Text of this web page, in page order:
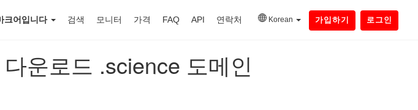
크어입니다 검색 모니터 가격 FAQ API 연락처 Korean 가입하기 로그인
운로드 .science 도메인